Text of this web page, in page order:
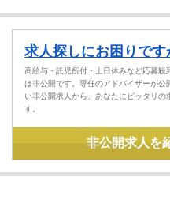
求人探しにお困りです
高給与・託児所付・土日休みなど応募殺
は非公開です。専任のアドバイザーが公
い非公開求人から、あなたにピッタリの
す。
非公開求人を